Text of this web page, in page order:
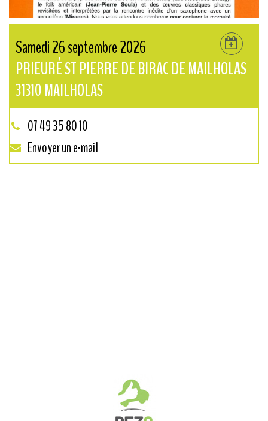
Samedi 26 septembre 2026
PRIEURÉ ST PIERRE DE BIRAC DE MAILHOLAS
31310MAILHOLAS
07 49 35 80 10
Envoyer un e-mail